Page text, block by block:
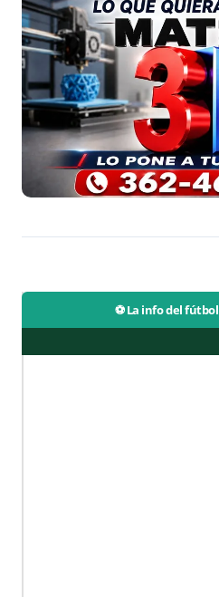
⚽ La info del fútbol